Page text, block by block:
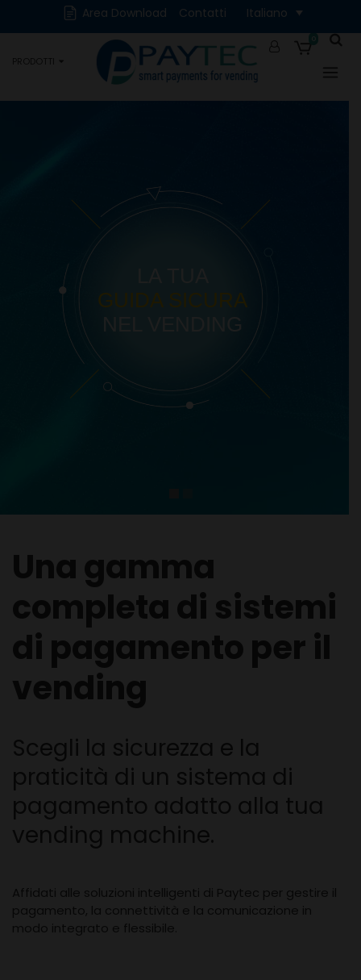
Area Download Contatti Italiano
PRODOTTI
Digitali
Accessori e Ricambi
Occasioni
0
GUIDA SICURA
NEL VENDING
Una gamma
completa di sistemi
di pagamento per il
vending
Scegli la sicurezza e la
praticità di un sistema di
pagamento adatto alla tua
vending machine.
Affidati alle soluzioni intelligenti di Paytec per gestire il
pagamento, la connettività e la comunicazione in
modo integrato e flessibile.